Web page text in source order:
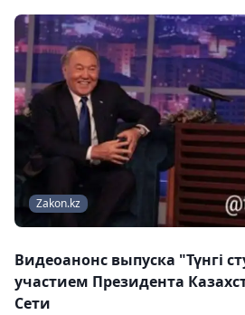
Zakon.kz
Видеоанонс выпуска "Түнгі
участием Президента
Сети